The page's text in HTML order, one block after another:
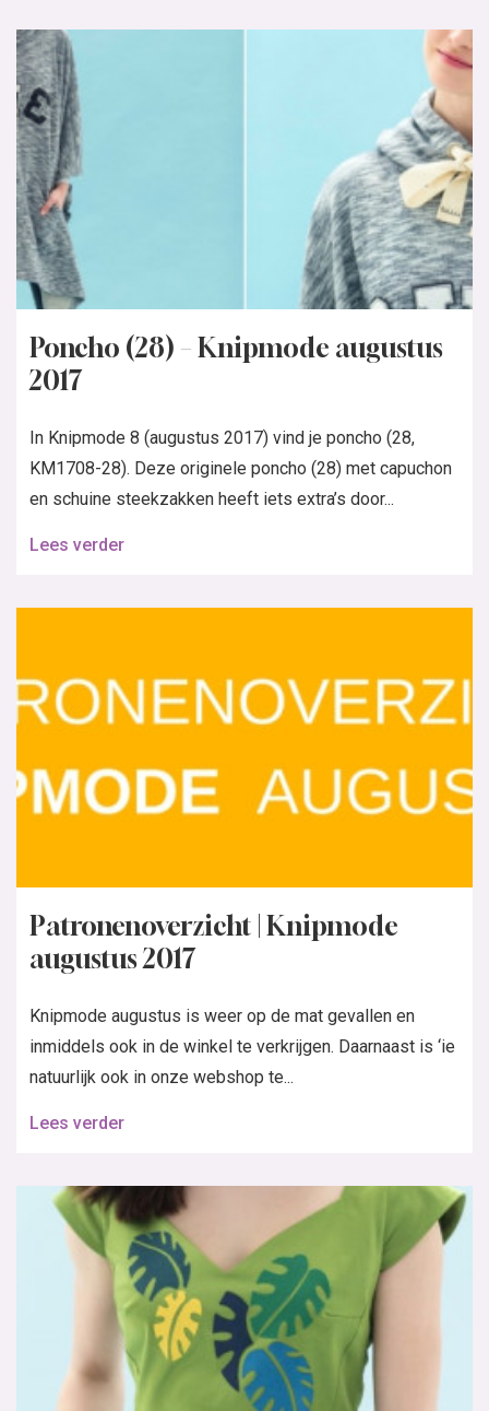
Poncho (28) – Knipmode augustus
2017
In Knipmode 8 (augustus 2017) vind je poncho (28,
KM1708-28). Deze originele poncho (28) met capuchon
en schuine steekzakken heeft iets extra’s door...
Lees verder
Patronenoverzicht | Knipmode
augustus 2017
Knipmode augustus is weer op de mat gevallen en
inmiddels ook in de winkel te verkrijgen. Daarnaast is ‘ie
natuurlijk ook in onze webshop te...
Lees verder